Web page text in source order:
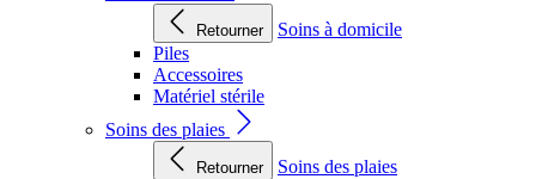
Retourner
Soins à domicile
Piles
Accessoires
Matériel stérile
Soins des plaies
Retourner
Soins des plaies